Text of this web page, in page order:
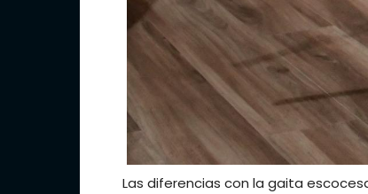
Las diferencias con la gaita